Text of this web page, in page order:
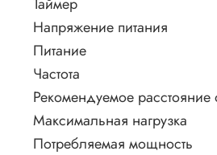
Напряжение питания
Питание
Частота
Рекомендуемое расстояние
Максимальная нагрузка
Потребляемая мощность